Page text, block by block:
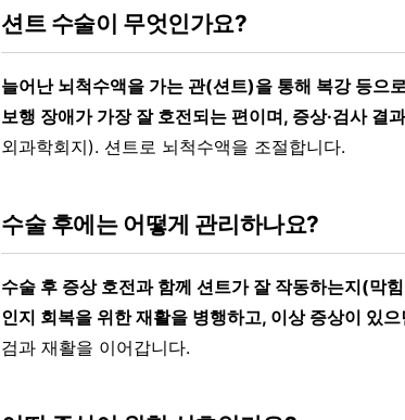
션트 수술이 무엇인가요?
늘어난 뇌척수액을 가는 관(션트)을 통해 복강 등으
보행 장애가 가장 잘 호전되는 편이며, 증상·검사 결
외과학회지). 션트로 뇌척수액을 조절합니다.
수술 후에는 어떻게 관리하나요?
수술 후 증상 호전과 함께 션트가 잘 작동하는지(막
인지 회복을 위한 재활을 병행하고, 이상 증상이 있
검과 재활을 이어갑니다.